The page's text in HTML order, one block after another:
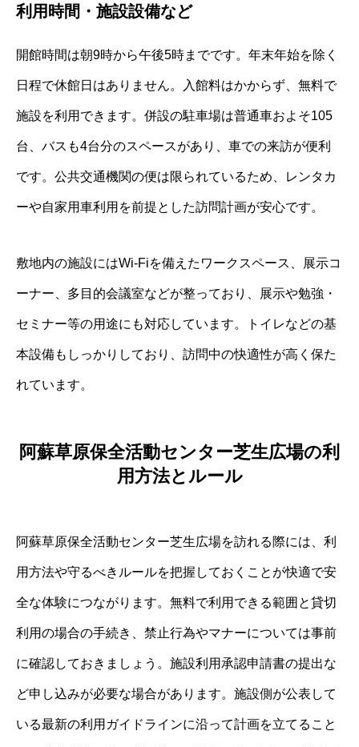
利用時間・施設設備など
開館時間は朝9時から午後5時までです。年末年始を除く
日程で休館日はありません。入館料はかからず、無料で
施設を利用できます。併設の駐車場は普通車およそ105
台、バスも4台分のスペースがあり、車での来訪が便利
です。公共交通機関の便は限られているため、レンタカ
ーや自家用車利用を前提とした訪問計画が安心です。
敷地内の施設にはWi-Fiを備えたワークスペース、展示コ
ーナー、多目的会議室などが整っており、展示や勉強・
セミナー等の用途にも対応しています。トイレなどの基
本設備もしっかりしており、訪問中の快適性が高く保た
れています。
阿蘇草原保全活動センター芝生広場の利
用方法とルール
阿蘇草原保全活動センター芝生広場を訪れる際には、利
用方法や守るべきルールを把握しておくことが快適で安
全な体験につながります。無料で利用できる範囲と貸切
利用の場合の手続き、禁止行為やマナーについては事前
に確認しておきましょう。施設利用承認申請書の提出な
ど申し込みが必要な場合があります。施設側が公表して
いる最新の利用ガイドラインに沿って計画を立てること